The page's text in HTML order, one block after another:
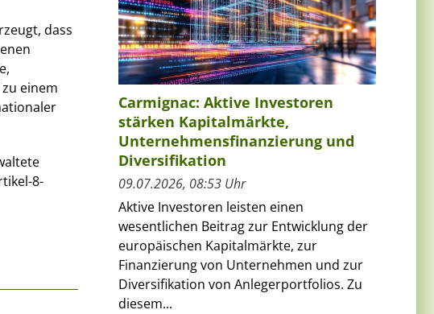
dass
einem
8-
Carmignac: Aktive Investoren
stärken Kapitalmärkte,
Unternehmensfinanzierung und
Diversifikation
09.07.2026, 08:53 Uhr
Aktive Investoren leisten einen
wesentlichen Beitrag zur Entwicklung der
europäischen Kapitalmärkte, zur
Finanzierung von Unternehmen und zur
Diversifikation von Anlegerportfolios. Zu
diesem...